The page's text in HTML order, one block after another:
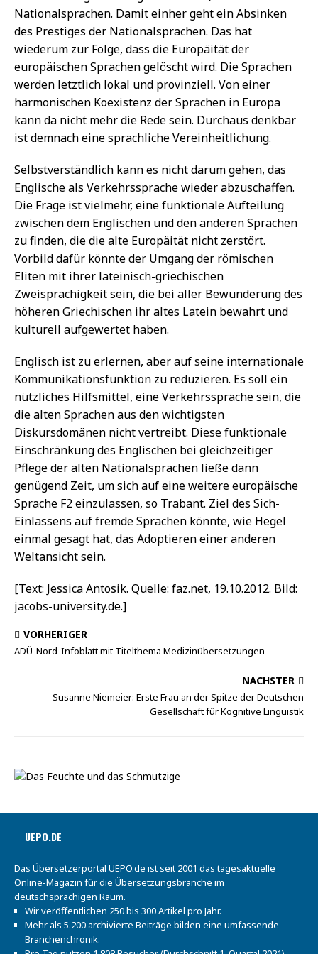
Nationalsprachen. Damit einher geht ein Absinken
des Prestiges der Nationalsprachen. Das hat
wiederum zur Folge, dass die Europäität der
europäischen Sprachen gelöscht wird. Die Sprachen
werden letztlich lokal und provinziell. Von einer
harmonischen Koexistenz der Sprachen in Europa
kann da nicht mehr die Rede sein. Durchaus denkbar
ist demnach eine sprachliche Vereinheitlichung.
Selbstverständlich kann es nicht darum gehen, das
Englische als Verkehrssprache wieder abzuschaffen.
Die Frage ist vielmehr, eine funktionale Aufteilung
zwischen dem Englischen und den anderen Sprachen
zu finden, die die alte Europäität nicht zerstört.
Vorbild dafür könnte der Umgang der römischen
Eliten mit ihrer lateinisch-griechischen
Zweisprachigkeit sein, die bei aller Bewunderung des
höheren Griechischen ihr altes Latein bewahrt und
kulturell aufgewertet haben.
Englisch ist zu erlernen, aber auf seine internationale
Kommunikationsfunktion zu reduzieren. Es soll ein
nützliches Hilfsmittel, eine Verkehrssprache sein, die
die alten Sprachen aus den wichtigsten
Diskursdomänen nicht vertreibt. Diese funktionale
Einschränkung des Englischen bei gleichzeitiger
Pflege der alten Nationalsprachen ließe dann
genügend Zeit, um sich auf eine weitere europäische
Sprache F2 einzulassen, so Trabant. Ziel des Sich-
Einlassens auf fremde Sprachen könnte, wie Hegel
einmal gesagt hat, das Adoptieren einer anderen
Weltansicht sein.
[Text: Jessica Antosik. Quelle: faz.net, 19.10.2012. Bild:
jacobs-university.de.]
VORHERIGER
ADÜ-Nord-Infoblatt mit Titelthema Medizinübersetzungen
NÄCHSTER
Susanne Niemeier: Erste Frau an der Spitze der Deutschen
Gesellschaft für Kognitive Linguistik
UEPO.DE
Das Übersetzerportal UEPO.de ist seit 2001 das tagesaktuelle
Online-Magazin für die Übersetzungsbranche im
deutschsprachigen Raum.
Wir veröffentlichen 250 bis 300 Artikel pro Jahr.
Mehr als 5.200 archivierte Beiträge bilden eine umfassende
Branchenchronik.